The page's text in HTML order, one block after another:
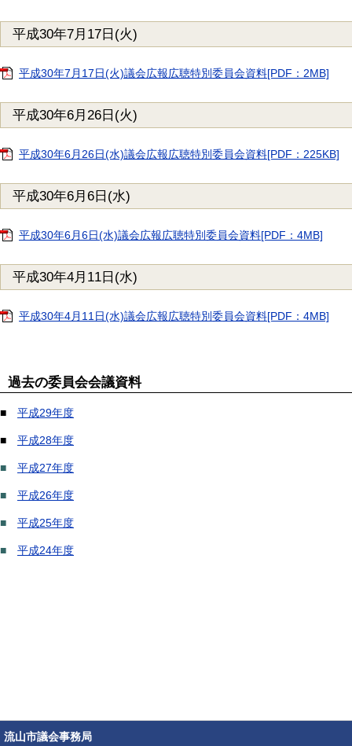
平成30年7月17日(火)
平成30年7月17日(火)議会広報広聴特別委員会資料[PDF：2MB]
平成30年6月26日(火)
平成30年6月26日(水)議会広報広聴特別委員会資料[PDF：225KB]
平成30年6月6日(水)
平成30年6月6日(水)議会広報広聴特別委員会資料[PDF：4MB]
平成30年4月11日(水)
平成30年4月11日(水)議会広報広聴特別委員会資料[PDF：4MB]
過去の委員会会議資料
■ 平成29年度
■ 平成28年度
■ 平成27年度
■ 平成26年度
■ 平成25年度
■ 平成24年度
流山市議会事務局